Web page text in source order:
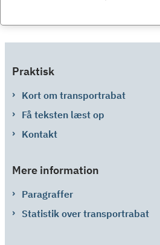
Praktisk
Kort om transportrabat
Få teksten læst op
Kontakt
Mere information
Paragraffer
Statistik over transportrabat